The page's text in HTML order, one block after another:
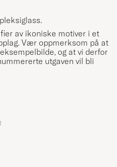
av ikoniske motiver i et
Vær oppmerksom på at
og at vi derfor
utgaven vil bli